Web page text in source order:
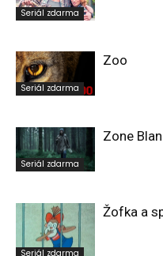
Seriál zdarma
Seriál zdarma
Zoo
Seriál zdarma
Zone
Seriál zdarma
Žofka a